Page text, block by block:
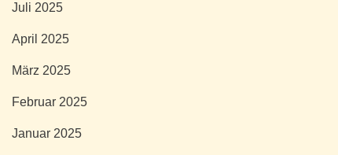
Juli 2025
April 2025
März 2025
Februar 2025
Januar 2025